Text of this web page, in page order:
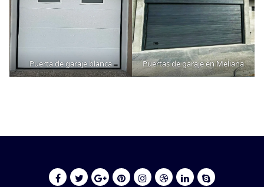
Puerta de garaje blanca Puertas de garaje en Meliana